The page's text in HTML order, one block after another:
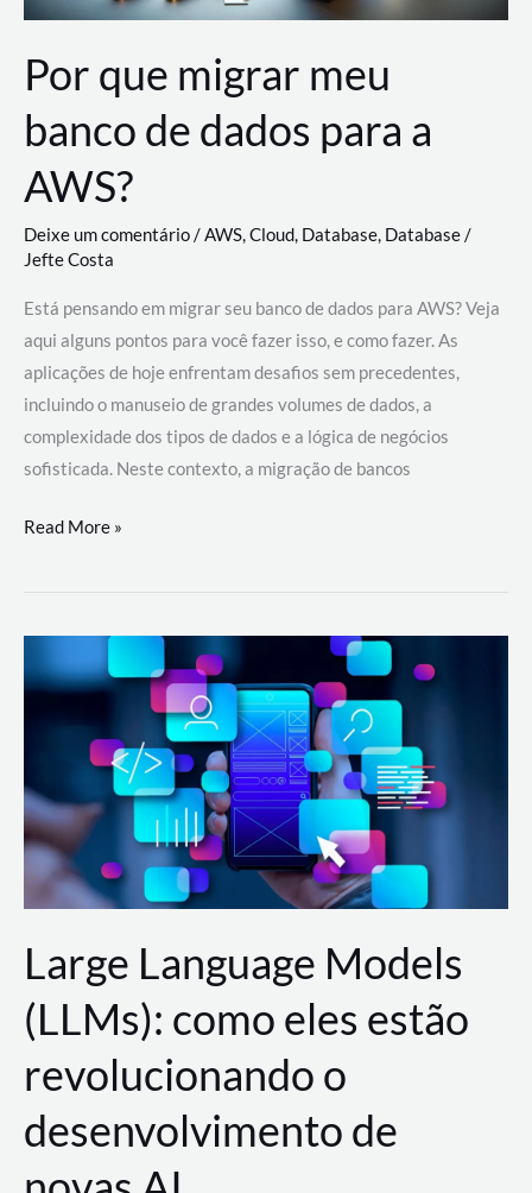
Por que migrar meu
banco de dados para a
AWS?
Deixe um comentário/AWS,Cloud, Database, Database/
Jefte Costa
Está pensando em migrar seu banco de dados para AWS? Veja
aqui alguns pontos para você fazer isso, e como fazer. As
aplicações de hoje enfrentam desafios sem precedentes,
incluindo o manuseio de grandes volumes de dados, a
complexidade dos tipos de dados e a lógica de negócios
sofisticada. Neste contexto, a migração de bancos
Por
migrar
de
a
AWS?
Read More »
Large Language Models
(LLMs): como eles estão
revolucionando o
desenvolvimento de